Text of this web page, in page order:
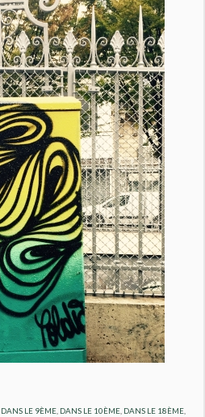
DANS LE 9ÈME, DANS LE 10ÈME, DANS LE 18ÈME,